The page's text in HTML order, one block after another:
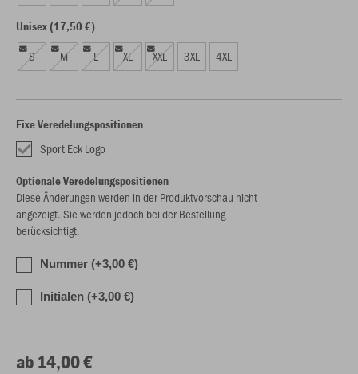
Unisex (17,50 €)
S M L XL XXL 3XL 4XL
Fixe Veredelungspositionen
Sport Eck Logo
Optionale Veredelungspositionen
Diese Änderungen werden in der Produktvorschau nicht
angezeigt. Sie werden jedoch bei der Bestellung
berücksichtigt.
Nummer (+3,00 €)
Initialen (+3,00 €)
ab 14,00 €